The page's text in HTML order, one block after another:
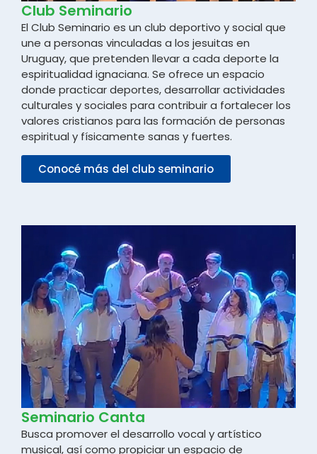
Club Seminario
El Club Seminario es un club deportivo y social que
une a personas vinculadas a los jesuitas en
Uruguay, que pretenden llevar a cada deporte la
espiritualidad ignaciana. Se ofrece un espacio
donde practicar deportes, desarrollar actividades
culturales y sociales para contribuir a fortalecer los
valores cristianos para las formación de personas
espiritual y físicamente sanas y fuertes.
Conocé más del club seminario
Seminario Canta
Busca promover el desarrollo vocal y artístico
musical, así como propiciar un espacio de